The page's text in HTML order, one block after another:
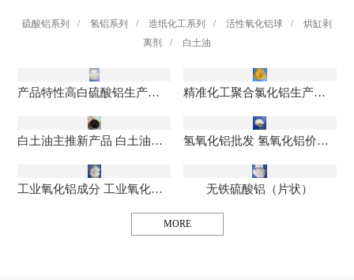
硫酸铝系列 / 氢铝系列 / 造纸化工系列 / 活性氧化铝球 /
烘缸剥
离剂
/ 白土油
产品特性高白硫酸铝生产厂家 高白硫酸铝的应用范围 精准化工聚合氯化铝生产厂家 聚合氯化铝厂家
白土油主推新产品 白土油生产厂家 浸出油询价管理 氢氧化铝批发 氢氧化铝价格实惠 氢氧化铝生产厂家
工业氧化铝成分 工业氧化铝质量标准 氧化铝生产厂家 无铁硫酸铝（片状）
MORE